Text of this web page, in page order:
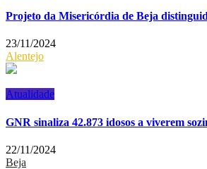
Projeto da Misericórdia de Beja
23/11/2024
Alentejo
Atualidade
GNR sinaliza 42.873 idosos a viverem
22/11/2024
Beja